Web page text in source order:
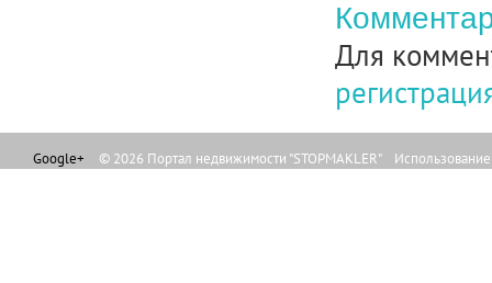
Для
Google+ © 2026 Портал недвижимости "STOPMAKLER"